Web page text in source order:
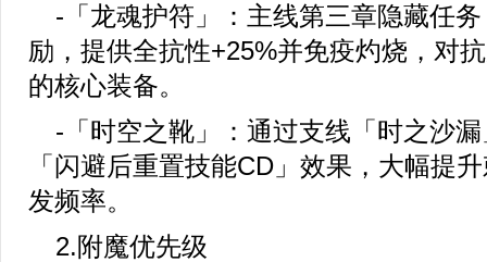
-「龙魂护符」：主线第三章隐藏任
励，提供全抗性+25%并免疫灼烧，对
的核心装备。
-「时空之靴」：通过支线「时之沙
「闪避后重置技能CD」效果，大幅提
发频率。
2.附魔优先级